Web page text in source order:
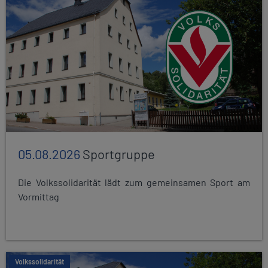
05.08.2026Sportgruppe
Die Volkssolidarität lädt zum gemeinsamen Sport am
Vormittag
Volkssolidarität